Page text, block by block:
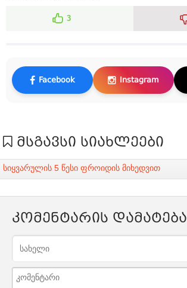
3
Facebook Instagram
მსგავსი სიახლეები
სიყვარულის 5 წესი ფროიდის მიხედვით
კომენტარის დამატება